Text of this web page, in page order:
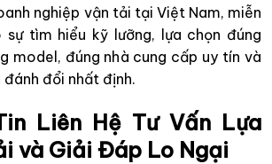
nghiệp vận tải tại Việt Nam, miễn
sự tìm hiểu kỹ lưỡng, lựa chọn đúng
model, đúng nhà cung cấp uy tín và
đánh đổi nhất định.
Liên Hệ Tư Vấn Lựa
và Giải Đáp Lo Ngại